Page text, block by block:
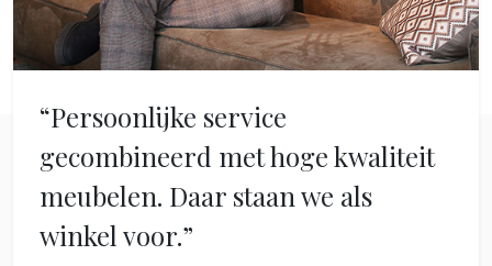
“Persoonlijke service
gecombineerd met hoge kwaliteit
meubelen. Daar staan we als
winkel voor.”